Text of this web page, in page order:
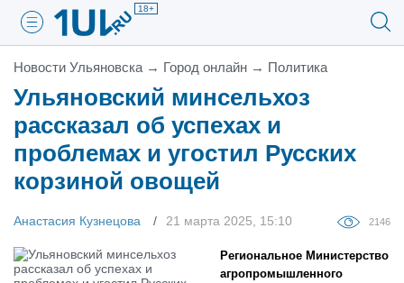
18+
Новости Ульяновска → Город онлайн → Политика
Ульяновский минсельхоз
рассказал об успехах и
проблемах и угостил Русских
корзиной овощей
Анастасия Кузнецова 21 марта 2025, 15:10 2146
Региональное Министерство
агропромышленного